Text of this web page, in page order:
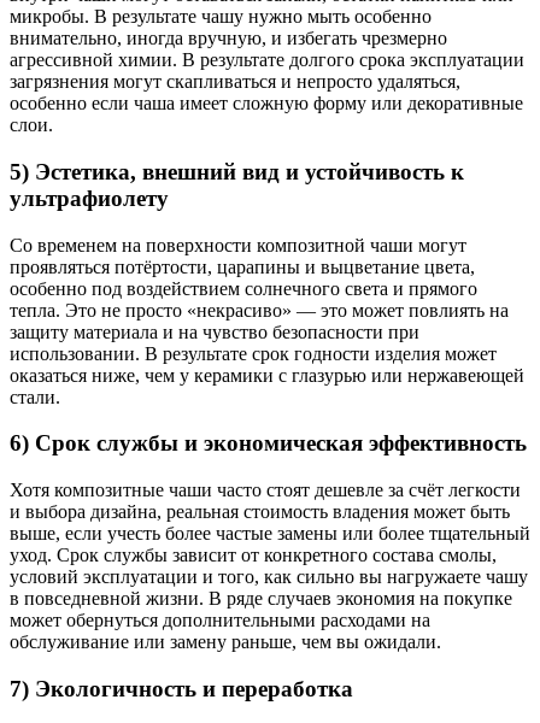
микробы. В результате чашу нужно мыть особенно
внимательно, иногда вручную, и избегать чрезмерно
агрессивной химии. В результате долгого срока эксплуатации
загрязнения могут скапливаться и непросто удаляться,
особенно если чаша имеет сложную форму или декоративные
слои.
5) Эстетика, внешний вид и устойчивость к
ультрафиолету
Со временем на поверхности композитной чаши могут
проявляться потёртости, царапины и выцветание цвета,
особенно под воздействием солнечного света и прямого
тепла. Это не просто «некрасиво» — это может повлиять на
защиту материала и на чувство безопасности при
использовании. В результате срок годности изделия может
оказаться ниже, чем у керамики с глазурью или нержавеющей
стали.
6) Срок службы и экономическая эффективность
Хотя композитные чаши часто стоят дешевле за счёт легкости
и выбора дизайна, реальная стоимость владения может быть
выше, если учесть более частые замены или более тщательный
уход. Срок службы зависит от конкретного состава смолы,
условий эксплуатации и того, как сильно вы нагружаете чашу
в повседневной жизни. В ряде случаев экономия на покупке
может обернуться дополнительными расходами на
обслуживание или замену раньше, чем вы ожидали.
7) Экологичность и переработка